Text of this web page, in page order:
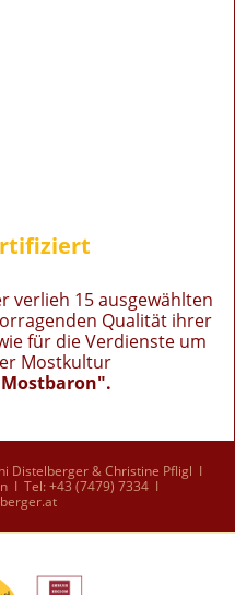
verlieh 15 ausgewählten
Qualität ihrer
für die Verdienste um
Mostkultur
Distelberger & Christine Pfligl I
I Tel: +43 (7479) 7334 I